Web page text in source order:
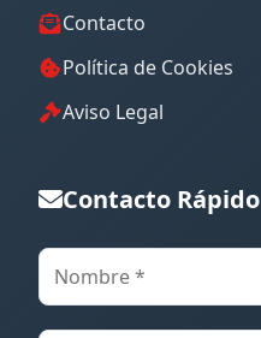
Contacto
Política de Cookies
Aviso Legal
Contacto Rápido